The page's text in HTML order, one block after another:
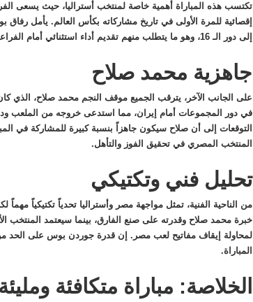
تكتسب هذه المباراة أهمية خاصة لمنتخب أستراليا، حيث يسعى
إقصائية للمرة الأولى في تاريخ مشاركاته بكأس العالم. يأمل
إلى دور الـ 16، وهو ما يتطلب منهم تقديم أداء استثنائي أمام الفراعنة.
جاهزية محمد صلاح
على الجانب الآخر، يترقب الجميع موقف النجم محمد صلاح، الذي
في دور المجموعات أمام إيران، مما استدعى خروجه من الملعب
التوقعات إلى أن صلاح سيكون جاهزاً بنسبة كبيرة للمشاركة في
المنتخب المصري في تحقيق الفوز والتأهل.
تحليل فني وتكتيكي
من الناحية الفنية، تمثل مواجهة مصر وأستراليا تحدياً تكتيكياً
خبرة محمد صلاح وقدرته على صنع الفارق، بينما سيعتمد المنتخب
لمحاولة إيقاف مفاتيح لعب مصر. إن قدرة جوردن بوس على الحد
المباراة.
الخلاصة: مباراة متكافئة ومليئة